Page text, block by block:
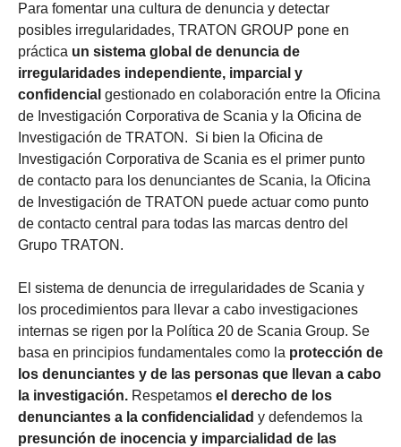
Para fomentar una cultura de denuncia y detectar
posibles irregularidades, TRATON GROUP pone en
práctica un sistema global de denuncia de
irregularidades independiente, imparcial y
confidencial gestionado en colaboración entre la Oficina
de Investigación Corporativa de Scania y la Oficina de
Investigación de TRATON. Si bien la Oficina de
Investigación Corporativa de Scania es el primer punto
de contacto para los denunciantes de Scania, la Oficina
de Investigación de TRATON puede actuar como punto
de contacto central para todas las marcas dentro del
Grupo TRATON.
El sistema de denuncia de irregularidades de Scania y
los procedimientos para llevar a cabo investigaciones
internas se rigen por la Política 20 de Scania Group. Se
basa en principios fundamentales como la protección de
los denunciantes y de las personas que llevan a cabo
la investigación. Respetamos el derecho de los
denunciantes a la confidencialidad y defendemos la
presunción de inocencia y imparcialidad de las